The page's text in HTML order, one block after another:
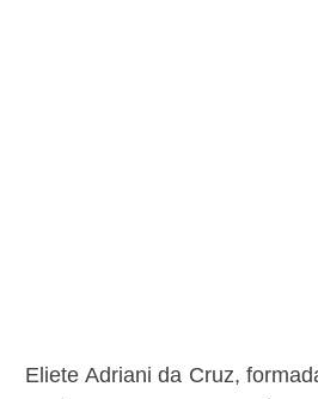
Eliete Adriani da Cruz,